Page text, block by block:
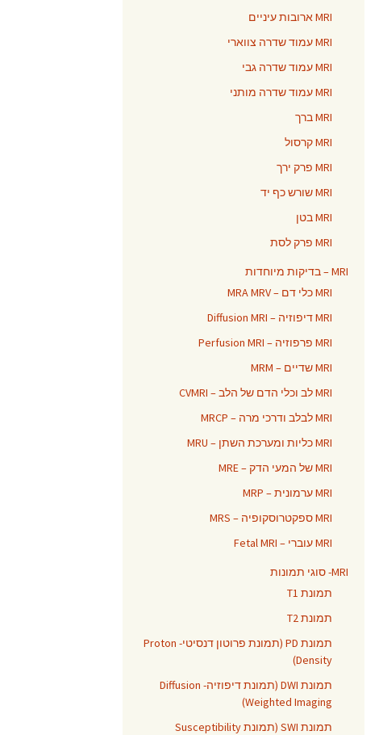
MRI ארובות עיניים
MRI עמוד שדרה צווארי
MRI עמוד שדרה גבי
MRI עמוד שדרה מותני
MRI ברך
MRI קרסול
MRI פרק ירך
MRI שורש כף יד
MRI בטן
MRI פרק לסת
MRI – בדיקות מיוחדות
MRI כלי דם – MRA MRV
MRI דיפוזיה – Diffusion MRI
MRI פרפוזיה – Perfusion MRI
MRI שדיים – MRM
MRI לב וכלי הדם של הלב – CVMRI
MRI לבלב ודרכי מרה – MRCP
MRI כליות ומערכת השתן – MRU
MRI של המעי הדק – MRE
MRI ערמונית – MRP
MRI ספקטרוסקופיה – MRS
MRI עוברי – Fetal MRI
MRI- סוגי תמונות
תמונת T1
תמונת T2
תמונת PD (תמונת פרוטון דנסיטי- Proton
Density)
תמונת DWI (תמונת דיפוזיה- Diffusion
Weighted Imaging)
תמונת SWI (תמונת Susceptibility